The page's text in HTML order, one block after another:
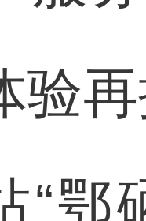
验
“鄂